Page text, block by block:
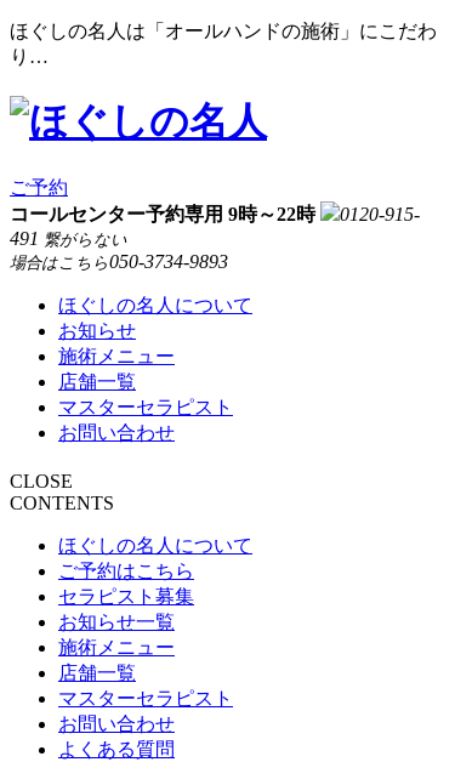
ほぐしの名人は「オールハンドの施術」にこだわ
り…
ご予約
コールセンター予約専用 9時～22時
0120-915-
491 繋がらない
場合はこちら050-3734-9893
ほぐしの名人について
お知らせ
施術メニュー
店舗一覧
マスターセラピスト
お問い合わせ
CLOSE
CONTENTS
ほぐしの名人について
ご予約はこちら
セラピスト募集
お知らせ一覧
施術メニュー
店舗一覧
マスターセラピスト
お問い合わせ
よくある質問